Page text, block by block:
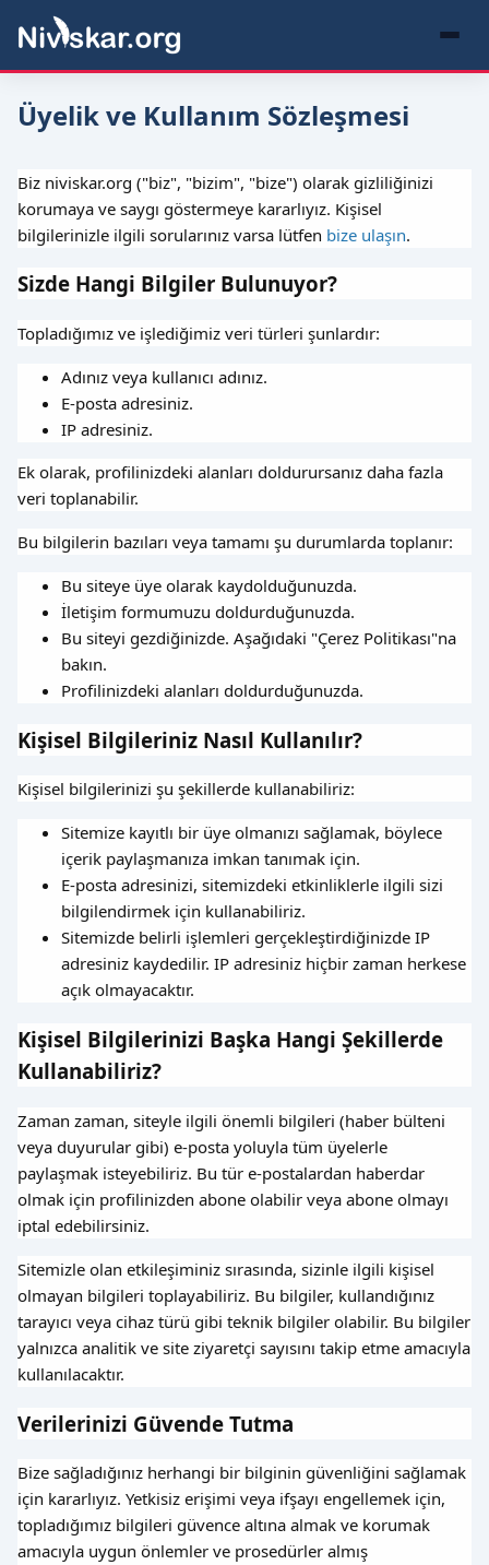
Üyelik ve Kullanım Sözleşmesi
Biz niviskar.org ("biz", "bizim", "bize") olarak gizliliğinizi
korumaya ve saygı göstermeye kararlıyız. Kişisel
bilgilerinizle ilgili sorularınız varsa lütfen bize ulaşın.
Sizde Hangi Bilgiler Bulunuyor?
Topladığımız ve işlediğimiz veri türleri şunlardır:
Adınız veya kullanıcı adınız.
E-posta adresiniz.
IP adresiniz.
Ek olarak, profilinizdeki alanları doldurursanız daha fazla
veri toplanabilir.
Bu bilgilerin bazıları veya tamamı şu durumlarda toplanır:
Bu siteye üye olarak kaydolduğunuzda.
İletişim formumuzu doldurduğunuzda.
Bu siteyi gezdiğinizde. Aşağıdaki "Çerez Politikası"na
bakın.
Profilinizdeki alanları doldurduğunuzda.
Kişisel Bilgileriniz Nasıl Kullanılır?
Kişisel bilgilerinizi şu şekillerde kullanabiliriz:
Sitemize kayıtlı bir üye olmanızı sağlamak, böylece
içerik paylaşmanıza imkan tanımak için.
E-posta adresinizi, sitemizdeki etkinliklerle ilgili sizi
bilgilendirmek için kullanabiliriz.
Sitemizde belirli işlemleri gerçekleştirdiğinizde IP
adresiniz kaydedilir. IP adresiniz hiçbir zaman herkese
açık olmayacaktır.
Kişisel Bilgilerinizi Başka Hangi Şekillerde
Kullanabiliriz?
Zaman zaman, siteyle ilgili önemli bilgileri (haber bülteni
veya duyurular gibi) e-posta yoluyla tüm üyelerle
paylaşmak isteyebiliriz. Bu tür e-postalardan haberdar
olmak için profilinizden abone olabilir veya abone olmayı
iptal edebilirsiniz.
Sitemizle olan etkileşiminiz sırasında, sizinle ilgili kişisel
olmayan bilgileri toplayabiliriz. Bu bilgiler, kullandığınız
tarayıcı veya cihaz türü gibi teknik bilgiler olabilir. Bu bilgiler
yalnızca analitik ve site ziyaretçi sayısını takip etme amacıyla
kullanılacaktır.
Verilerinizi Güvende Tutma
Bize sağladığınız herhangi bir bilginin güvenliğini sağlamak
için kararlıyız. Yetkisiz erişimi veya ifşayı engellemek için,
topladığımız bilgileri güvence altına almak ve korumak
amacıyla uygun önlemler ve prosedürler almış